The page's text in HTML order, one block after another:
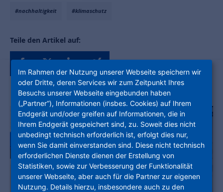
#nachhaltigkeit #klimaschutz
Teile den Artikel auf:
Im Rahmen der Nutzung unserer Webseite speichern wir
oder Dritte, deren Services wir zum Zeitpunkt Ihres
Besuchs unserer Webseite eingebunden haben
(„Partner“), Informationen (insbes. Cookies) auf Ihrem
Endgerät und/oder greifen auf Informationen, die in
Ihrem Endgerät gespeichert sind, zu. Soweit dies nicht
unbedingt technisch erforderlich ist, erfolgt dies nur,
wenn Sie damit einverstanden sind. Diese nicht technisch
erforderlichen Dienste dienen der Erstellung von
Statistiken, sowie zur Verbesserung der Funktionalität
unserer Webseite, aber auch für die Partner zur eigenen
Nutzung. Details hierzu, insbesondere auch zu den